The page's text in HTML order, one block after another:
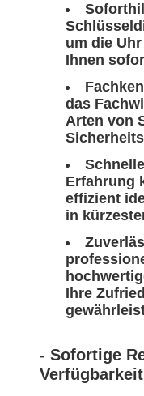
um die
Ihnen
das
Arten von
Erfahrung
effizient
in
Ihre
- Sofortige
Verfügbarkeit